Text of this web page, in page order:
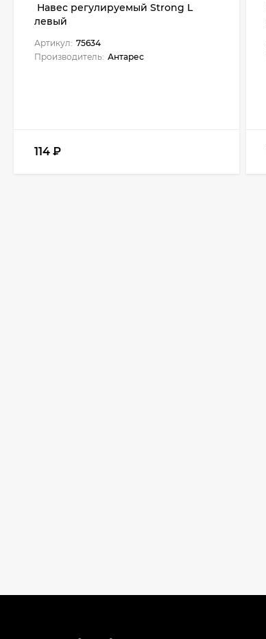
Навес регулируемый Strong L
левый
Артикул: 75634
Производитель: Антарес
114 ₽